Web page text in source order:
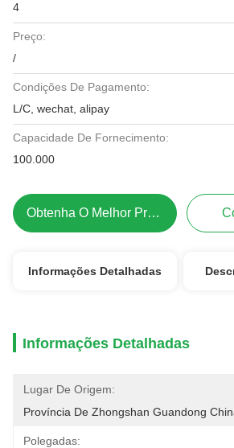
4
Preço:
/
Condições De Pagamento:
L/C, wechat, alipay
Capacidade De Fornecimento:
100.000
Obtenha O Melhor Preço
Informações Detalhadas
Informações Detalhadas
Lugar De Origem:
Província De Zhongshan Guandong
Polegadas: